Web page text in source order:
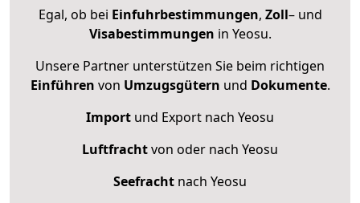
Egal, ob bei Einfuhrbestimmungen, Zoll– und
Visabestimmungen in Yeosu.
Unsere Partner unterstützen Sie beim richtigen
Einführen von Umzugsgütern und Dokumente.
Import und Export nach Yeosu
Luftfrachtvon oder nach Yeosu
Seefracht nach Yeosu